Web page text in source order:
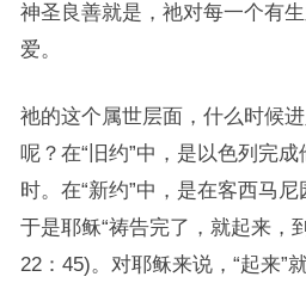
神圣良善就是，祂对每一个有
爱。
祂的这个属世层面，什么时候
呢？在“旧约”中，是以色列完
时。在“新约”中，是在客西马尼
于是耶稣“祷告完了，就起来，
22：45)。对耶稣来说，“起来”